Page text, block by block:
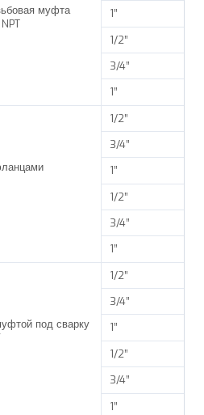
муфта
1”
1/2”
3/4”
1”
1/2”
3/4”
1”
1/2”
3/4”
1”
под сварку
1/2”
3/4”
1”
1/2”
3/4”
1”